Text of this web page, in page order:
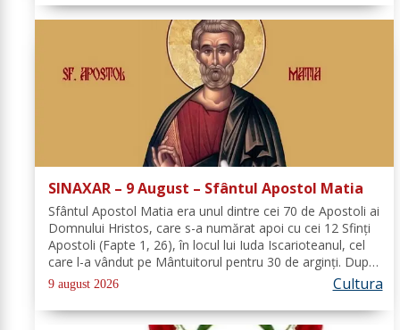
SINAXAR – 9 August – Sfântul Apostol Matia
Sfântul Apostol Matia era unul dintre cei 70 de Apostoli ai
Domnului Hristos, care s-a numărat apoi cu cei 12 Sfinţi
Apostoli (Fapte 1, 26), în locul lui Iuda Iscarioteanul, cel
care l-a vândut pe Mântuitorul pentru 30 de arginţi. După
Învierea şi Înălţarea la cer a Domnului, comunitatea...
9 august 2026 Cultura